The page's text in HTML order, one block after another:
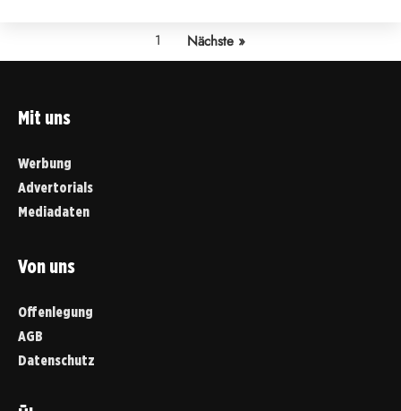
1 Nächste »
Mit uns
Werbung
Advertorials
Mediadaten
Von uns
Offenlegung
AGB
Datenschutz